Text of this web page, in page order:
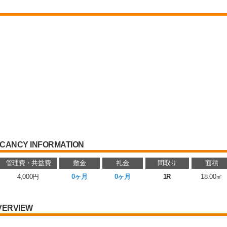
INFORMATION
管理費・共益費 敷金 礼金 間取り
面積
4,000円
0ヶ月 0ヶ月 1R 18.00㎡